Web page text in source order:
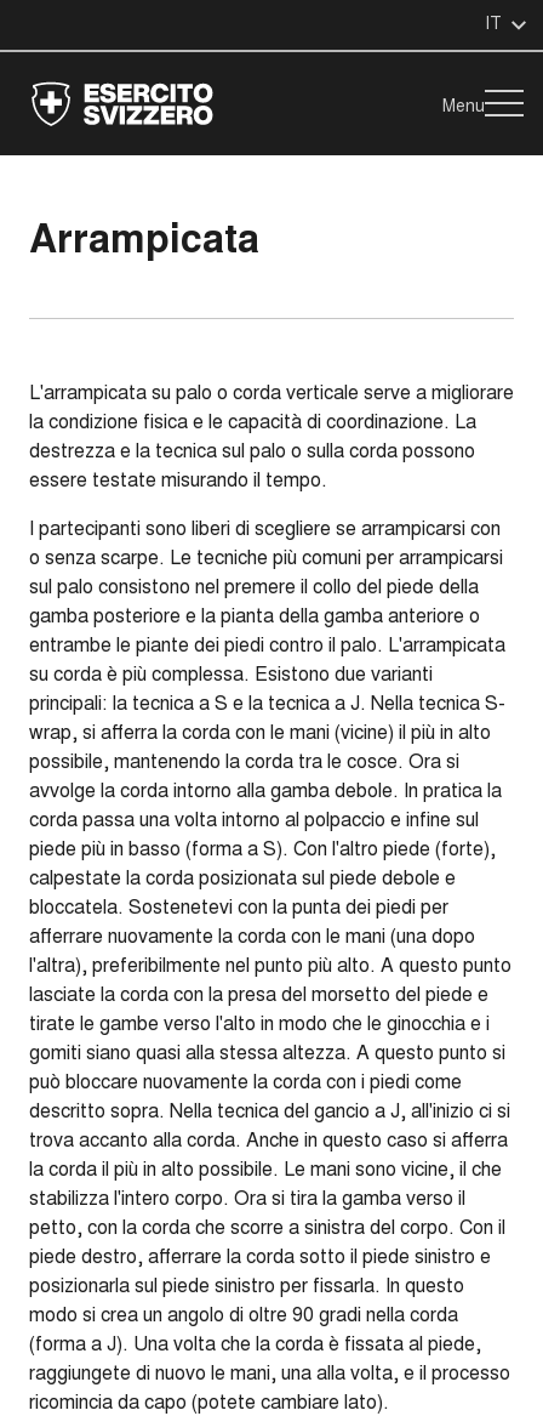
IT
Menu
Arrampicata
L'arrampicata su palo o corda verticale serve a migliorare
la condizione fisica e le capacità di coordinazione. La
destrezza e la tecnica sul palo o sulla corda possono
essere testate misurando il tempo.
I partecipanti sono liberi di scegliere se arrampicarsi con
o senza scarpe. Le tecniche più comuni per arrampicarsi
sul palo consistono nel premere il collo del piede della
gamba posteriore e la pianta della gamba anteriore o
entrambe le piante dei piedi contro il palo. L'arrampicata
su corda è più complessa. Esistono due varianti
principali: la tecnica a S e la tecnica a J. Nella tecnica S-
wrap, si afferra la corda con le mani (vicine) il più in alto
possibile, mantenendo la corda tra le cosce. Ora si
avvolge la corda intorno alla gamba debole. In pratica la
corda passa una volta intorno al polpaccio e infine sul
piede più in basso (forma a S). Con l'altro piede (forte),
calpestate la corda posizionata sul piede debole e
bloccatela. Sostenetevi con la punta dei piedi per
afferrare nuovamente la corda con le mani (una dopo
l'altra), preferibilmente nel punto più alto. A questo punto
lasciate la corda con la presa del morsetto del piede e
tirate le gambe verso l'alto in modo che le ginocchia e i
gomiti siano quasi alla stessa altezza. A questo punto si
può bloccare nuovamente la corda con i piedi come
descritto sopra. Nella tecnica del gancio a J, all'inizio ci si
trova accanto alla corda. Anche in questo caso si afferra
la corda il più in alto possibile. Le mani sono vicine, il che
stabilizza l'intero corpo. Ora si tira la gamba verso il
petto, con la corda che scorre a sinistra del corpo. Con il
piede destro, afferrare la corda sotto il piede sinistro e
posizionarla sul piede sinistro per fissarla. In questo
modo si crea un angolo di oltre 90 gradi nella corda
(forma a J). Una volta che la corda è fissata al piede,
raggiungete di nuovo le mani, una alla volta, e il processo
ricomincia da capo (potete cambiare lato).